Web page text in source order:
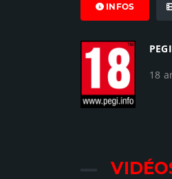
INFOS
PEGI
18